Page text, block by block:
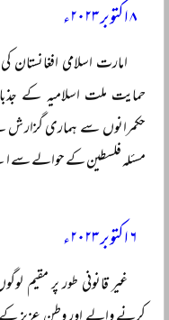
۸ اکتوبر ۲۰۲۳ء
امارت اسلامی
حمایت ملت اسلامیہ کے
حکمرانوں سے ہماری
مسئلہ فلسطین کے حوالے سے
۶ اکتوبر ۲۰۲۳ء
غیر قانونی طور پر مقیم